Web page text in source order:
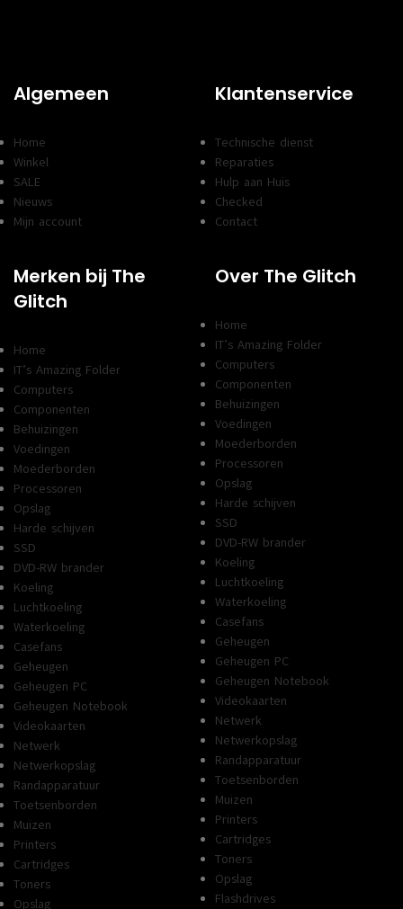
Algemeen
Home
Winkel
SALE
Nieuws
Mijn account
Klantenservice
Technische dienst
Reparaties
Hulp aan Huis
Checked
Contact
Merken bij The
Glitch
Home
IT’s Amazing Folder
Computers
Componenten
Behuizingen
Voedingen
Moederborden
Processoren
Opslag
Harde schijven
SSD
DVD-RW brander
Koeling
Luchtkoeling
Waterkoeling
Casefans
Geheugen
Geheugen PC
Geheugen Notebook
Videokaarten
Netwerk
Netwerkopslag
Randapparatuur
Toetsenborden
Muizen
Printers
Cartridges
Toners
Opslag
Over The Glitch
Home
IT’s Amazing Folder
Computers
Componenten
Behuizingen
Voedingen
Moederborden
Processoren
Opslag
Harde schijven
SSD
DVD-RW brander
Koeling
Luchtkoeling
Waterkoeling
Casefans
Geheugen
Geheugen PC
Geheugen Notebook
Videokaarten
Netwerk
Netwerkopslag
Randapparatuur
Toetsenborden
Muizen
Printers
Cartridges
Toners
Opslag
Flashdrives